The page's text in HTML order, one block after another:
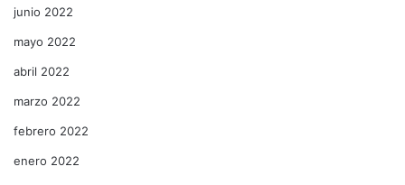
junio 2022
mayo 2022
abril 2022
marzo 2022
febrero 2022
enero 2022